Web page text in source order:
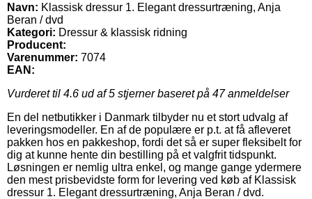
Navn: Klassisk dressur 1. Elegant dressurtræning, Anja
Beran / dvd
Kategori: Dressur & klassisk ridning
Producent:
Varenummer: 7074
EAN:
Vurderet til 4.6 ud af 5 stjerner baseret på 47anmeldelser
En del netbutikker i Danmark tilbyder nu et stort udvalg af
leveringsmodeller. En af de populære er p.t. at få afleveret
pakken hos en pakkeshop, fordi det så er super fleksibelt for
dig at kunne hente din bestilling på et valgfrit tidspunkt.
Løsningen er nemlig ultra enkel, og mange gange ydermere
den mest prisbevidste form for levering ved køb af Klassisk
dressur 1. Elegant dressurtræning, Anja Beran / dvd.